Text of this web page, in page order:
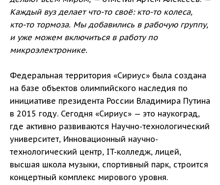
Каждый вуз делает что-то своё: кто-то колеса,
кто-то тормоза. Мы добавились в рабочую группу,
и уже можем включиться в работу по
микроэлектронике.
Федеральная территория «Сириус» была создана
на базе объектов олимпийского наследия по
инициативе президента России Владимира Путина
в 2015 году. Сегодня «Сириус» — это наукоград,
где активно развиваются Научно-технологический
университет, Инновационный научно-
технологический центр, IT-колледж, лицей,
высшая школа музыки, спортивный парк, строится
концертный комплекс мирового уровня.